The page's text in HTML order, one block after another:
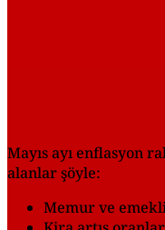
Mayıs ayı enflasyon
alanlar şöyle:
Memur ve